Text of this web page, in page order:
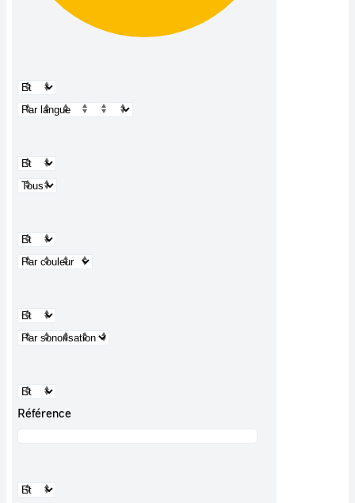
Référence